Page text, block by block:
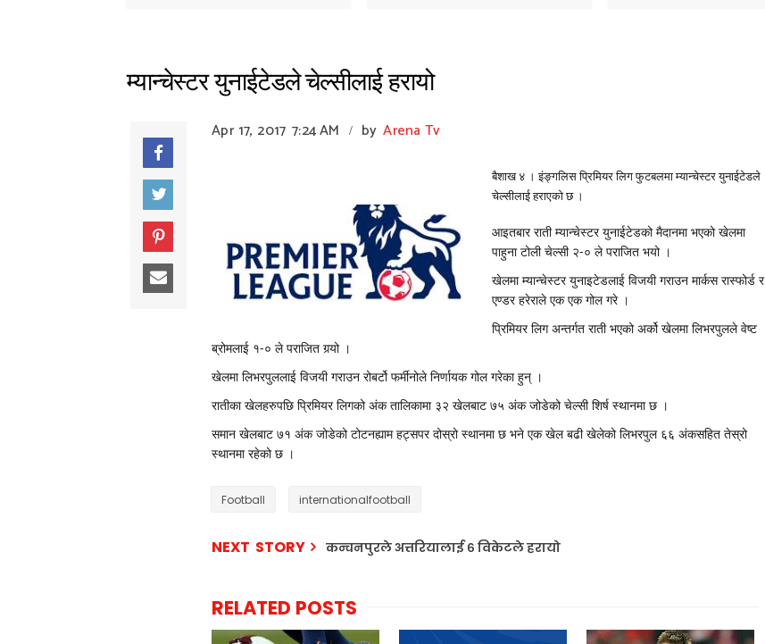
म्यान्चेस्टर युनाईटेडले चेल्सीलाई हरायो
Apr 17, 2017 7:24 AM / by Arena Tv
बैशाख ४ । इंङ्गलिस प्रिमियर लिग फुटबलमा म्यान्चेस्टर युनाईटेडले
चेल्सीलाई हराएको छ ।
आइतबार राती म्यान्चेस्टर युनाईटेडको मैदानमा भएको खेलमा
पाहुना टोली चेल्सी २-० ले पराजित भयो ।
खेलमा म्यान्चेस्टर युनाइटेडलाई विजयी गराउन मार्कस रास्फोर्ड र
एण्डर हरेराले एक एक गोल गरे ।
प्रिमियर लिग अन्तर्गत राती भएको अर्को खेलमा लिभरपुलले वेष्ट
ब्रोमलाई १-० ले पराजित गर्‍यो ।
खेलमा लिभरपुललाई विजयी गराउन रोबर्टो फर्मीनोले निर्णायक गोल गरेका हुन् ।
रातीका खेलहरुपछि प्रिमियर लिगको अंक तालिकामा ३२ खेलबाट ७५ अंक जोडेको चेल्सी शिर्ष स्थानमा छ ।
समान खेलबाट ७१ अंक जोडेको टोटनह्याम हट्सपर दोस्रो स्थानमा छ भने एक खेल बढी खेलेको लिभरपुल ६६ अंकसहित तेस्रो
स्थानमा रहेको छ ।
Football internationalfootball
NEXT STORY कन्चनपुरले अत्तरियालाई ६ विकेटले हरायो
RELATED POSTS